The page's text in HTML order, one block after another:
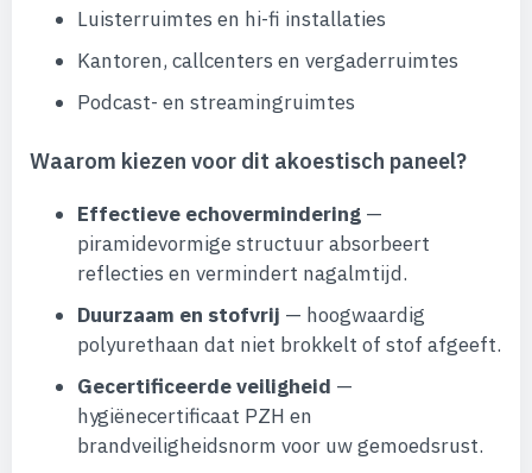
Luisterruimtes en hi-fi installaties
Kantoren, callcenters en vergaderruimtes
Podcast- en streamingruimtes
Waarom kiezen voor dit akoestisch paneel?
Effectieve echovermindering —
piramidevormige structuur absorbeert
reflecties en vermindert nagalmtijd.
Duurzaam en stofvrij — hoogwaardig
polyurethaan dat niet brokkelt of stof afgeeft.
Gecertificeerde veiligheid —
hygiënecertificaat PZH en
brandveiligheidsnorm voor uw gemoedsrust.